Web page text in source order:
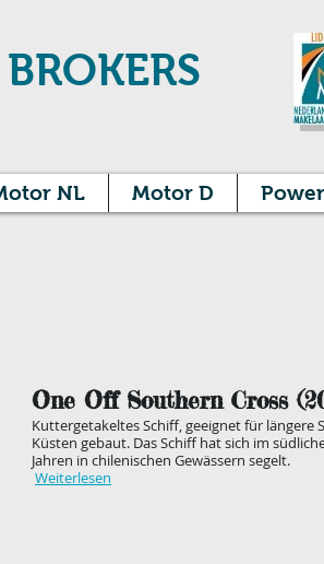
NL Motor D
One Off Southern Cross
Kuttergetakeltes Schiff, geeignet für längere
Küsten gebaut. Das Schiff hat sich im
Jahren in chilenischen Gewässern segelt.
Weiterlesen